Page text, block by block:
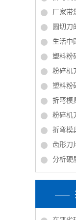
厂家带
圆切刀
生活中
塑料粉
粉碎机
塑料粉
折弯模
粉碎机
折弯模
齿形刀
分析硬